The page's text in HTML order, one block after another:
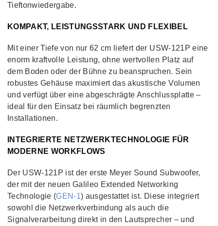
Tieftonwiedergabe.
KOMPAKT, LEISTUNGSSTARK UND FLEXIBEL
Mit einer Tiefe von nur 62 cm liefert der USW-121P eine
enorm kraftvolle Leistung, ohne wertvollen Platz auf
dem Boden oder der Bühne zu beanspruchen. Sein
robustes Gehäuse maximiert das akustische Volumen
und verfügt über eine abgeschrägte Anschlussplatte –
ideal für den Einsatz bei räumlich begrenzten
Installationen.
INTEGRIERTE NETZWERKTECHNOLOGIE FÜR
MODERNE WORKFLOWS
Der USW-121P ist der erste Meyer Sound Subwoofer,
der mit der neuen Galileo Extended Networking
Technologie (GEN-1) ausgestattet ist. Diese integriert
sowohl die Netzwerkverbindung als auch die
Signalverarbeitung direkt in den Lautsprecher – und